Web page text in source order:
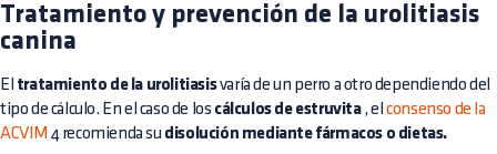
Tratamiento y prevención de la urolitiasis
canina
El tratamiento de la urolitiasisvaría de un perro a otro dependiendo del
tipo de cálculo. En el caso de los cálculos de estruvita, elconsenso de la
ACVIM 4 recomienda su disolución mediante fármacos o dietas.